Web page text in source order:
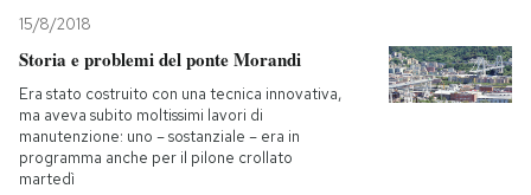
15/8/2018
Storia e problemi del ponte Morandi
Era stato costruito con una tecnica innovativa,
ma aveva subito moltissimi lavori di
manutenzione: uno – sostanziale – era in
programma anche per il pilone crollato
martedì